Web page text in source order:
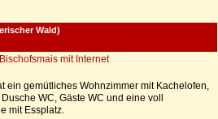
Wald)
mit Internet
ein gemütliches Wohnzimmer mit Kachelofen,
WC, Gäste WC und eine voll
mit Essplatz.